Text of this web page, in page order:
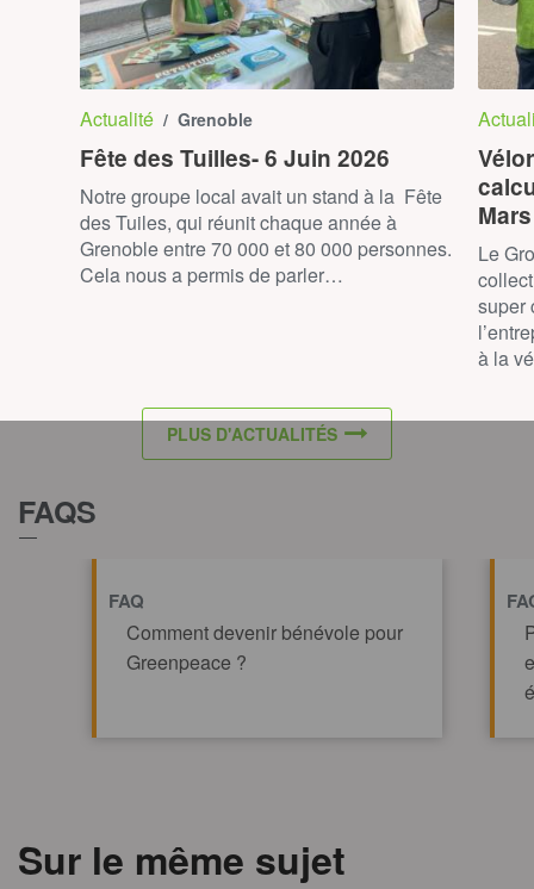
Actualité / Grenoble
Fête des Tuilles- 6 Juin 2026
Notre groupe local avait un stand à la Fête
des Tuiles, qui réunit chaque année à
Grenoble entre 70 000 et 80 000 personnes.
Cela nous a permis de parler…
Le
super
à la
PLUS D'ACTUALITÉS
FAQS
FAQ
Comment devenir bénévole pour
Greenpeace ?
Sur le même sujet